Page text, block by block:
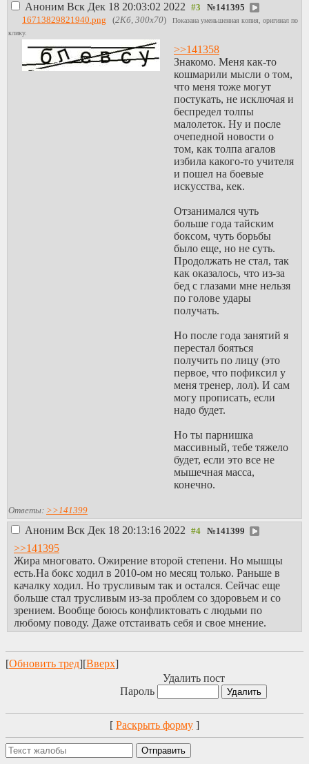
Аноним Вск Дек 18 20:03:02 2022 №141395
16713829821940.png (2Кб, 300x70)
Показана уменьшенная копия, оригинал по
клику.
>>141358
Знакомо. Меня как-то
кошмарили мысли о том,
что меня тоже могут
постукать, не исключая и
беспредел толпы
малолеток. Ну и после
очепедной новости о
том, как толпа агалов
избила какого-то учителя
и пошел на боевые
искусства, кек.
Отзанимался чуть
больше года тайским
боксом, чуть борьбы
было еще, но не суть.
Продолжать не стал, так
как оказалось, что из-за
бед с глазами мне нельзя
по голове удары
получать.
Но после года занятий я
перестал бояться
получить по лицу (это
первое, что пофиксил у
меня тренер, лол). И сам
могу прописать, если
надо будет.
Но ты парнишка
массивный, тебе тяжело
будет, если это все не
мышечная масса,
конечно.
Ответы: >>141399
Аноним Вск Дек 18 20:13:16 2022 №141399
>>141395
Жира многовато. Ожирение второй степени. Но мышцы
есть.На бокс ходил в 2010-ом но месяц только. Раньше в
качалку ходил. Но трусливым так и остался. Сейчас еще
больше стал трусливым из-за проблем со здоровьем и со
зрением. Вообще боюсь конфликтовать с людьми по
любому поводу. Даже отстаивать себя и свое мнение.
[Обновить тред][Вверх]
Удалить пост
Пароль
[ Раскрыть форму ]